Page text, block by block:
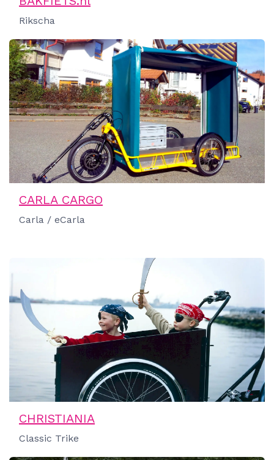
SUPER BICYCLES bietet Modelle wie Super Mighty.
Lastenräder von URBAN
URBAN ARROW bietet Modelle wie FamilyNEXT,
Lastenräder von VAN RAAM
VAN RAAM bietet Modelle wie Chat Rikscha, VeloPlus.
Lastenräder von XCYC
XCYC bietet Modelle wie Allround / Work. Bei
Lastenräder von YOONIT
Rikscha
CARLA CARGO
Carla / eCarla
CHRISTIANIA
Classic Trike